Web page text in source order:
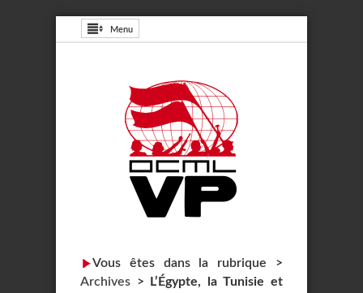
Menu
Vous êtes dans la rubrique >
Archives >
L’Égypte, la Tunisie et